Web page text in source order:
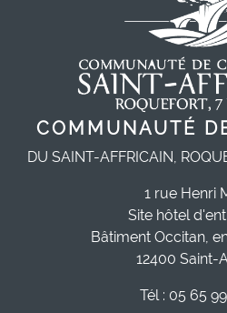
COMMUNAUTÉ
DU SAINT-AFFRICAIN,
1 rue Henri
Site hôtel
Bâtiment Occitan,
12400 Saint-
Tél : 05 65